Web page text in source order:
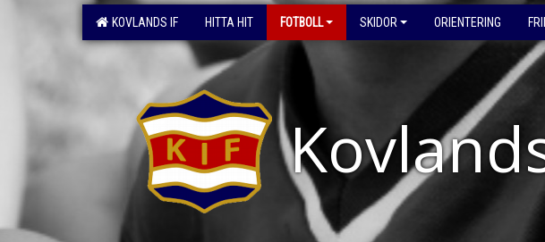
KOVLANDS IF HITTA HIT FOTBOLL SKIDOR ORIENTERING